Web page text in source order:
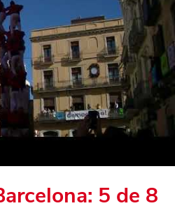
5 de 8